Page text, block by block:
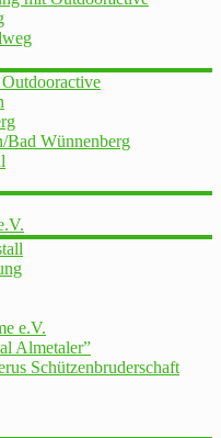
Bad Wünnenberg
e.V.
Almetaler”
Schützenbruderschaft